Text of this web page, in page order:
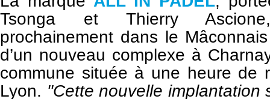
Tsonga et Thierry
prochainement dans le
d’un nouveau complexe à
commune située à une heure de
Lyon. "Cette nouvelle implantation